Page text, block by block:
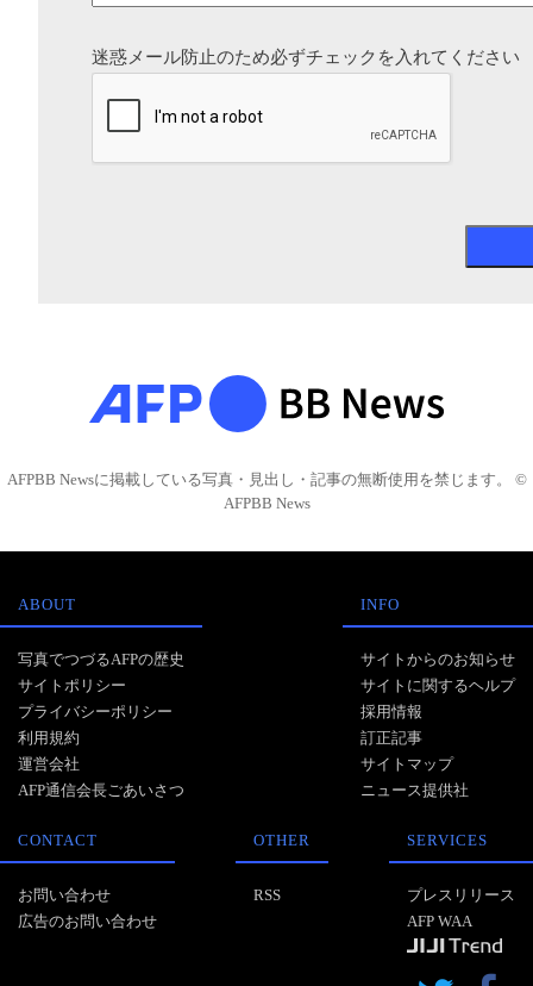
迷惑メール防止のため必ずチェックを入れてください
AFPBB Newsに掲載している写真・見出し・記事の無断使用を禁じます。 ©
AFPBB News
ABOUT
写真でつづるAFPの歴史
サイトポリシー
プライバシーポリシー
利用規約
運営会社
AFP通信会長ごあいさつ
INFO
サイトからのお知らせ
サイトに関するヘルプ
採用情報
訂正記事
サイトマップ
ニュース提供社
CONTACT
お問い合わせ
広告のお問い合わせ
OTHER
RSS
SERVICES
プレスリリース
AFP WAA